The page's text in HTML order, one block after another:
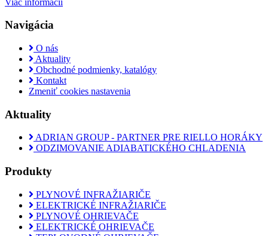
Navigácia
O nás
Aktuality
Obchodné podmienky, katalógy
Kontakt
Zmeniť cookies nastavenia
Aktuality
ADRIAN GROUP - PARTNER PRE RIELLO HORÁKY
ODZIMOVANIE ADIABATICKÉHO CHLADENIA
Produkty
PLYNOVÉ INFRAŽIARIČE
ELEKTRICKÉ INFRAŽIARIČE
PLYNOVÉ OHRIEVAČE
ELEKTRICKÉ OHRIEVAČE